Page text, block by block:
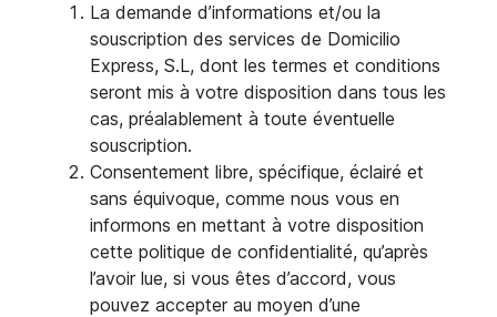
La demande d’informations et/ou la
souscription des services de Domicilio
Express, S.L, dont les termes et conditions
seront mis à votre disposition dans tous les
cas, préalablement à toute éventuelle
souscription.
Consentement libre, spécifique, éclairé et
sans équivoque, comme nous vous en
informons en mettant à votre disposition
cette politique de confidentialité, qu’après
l’avoir lue, si vous êtes d’accord, vous
pouvez accepter au moyen d’une